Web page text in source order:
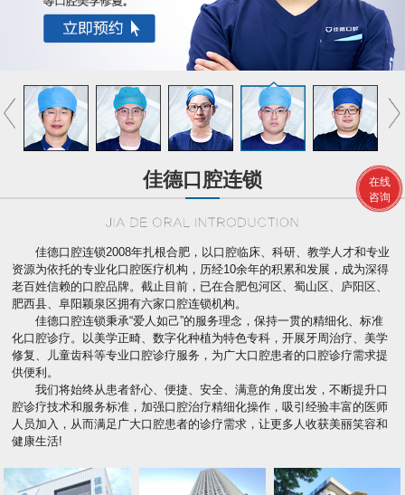
佳德口腔连锁
佳德口腔连锁2008年扎根合肥，以口腔临床、科研、教学人才和专业
资源为依托的专业化口腔医疗机构，历经10余年的积累和发展，成为深得
老百姓信赖的口腔品牌。截止目前，已在合肥包河区、蜀山区、庐阳区、
肥西县、阜阳颖泉区拥有六家口腔连锁机构。
佳德口腔连锁秉承“爱人如己”的服务理念，保持一贯的精细化、标准
化口腔诊疗。以美学正畸、数字化种植为特色专科，开展牙周治疗、美学
修复、儿童齿科等专业口腔诊疗服务，为广大口腔患者的口腔诊疗需求提
供便利。
我们将始终从患者舒心、便捷、安全、满意的角度出发，不断提升口
腔诊疗技术和服务标准，加强口腔治疗精细化操作，吸引经验丰富的医师
人员加入，从而满足广大口腔患者的诊疗需求，让更多人收获美丽笑容和
健康生活!
在线
咨询